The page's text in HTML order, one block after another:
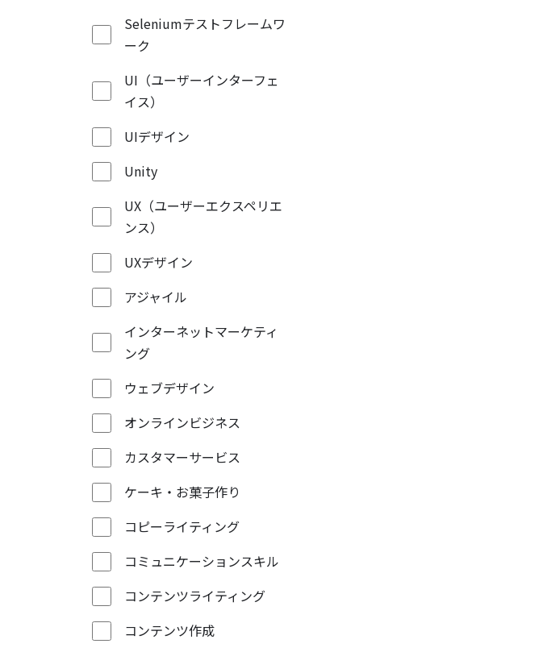
Seleniumテストフレームワ
ーク
UI（ユーザーインターフェ
イス）
UIデザイン
Unity
UX（ユーザーエクスペリエ
ンス）
UXデザイン
アジャイル
インターネットマーケティ
ング
ウェブデザイン
オンラインビジネス
カスタマーサービス
ケーキ・お菓子作り
コピーライティング
コミュニケーションスキル
コンテンツライティング
コンテンツ作成